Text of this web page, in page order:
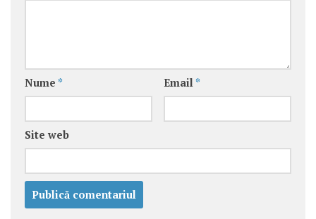
Nume * Email *
Site web